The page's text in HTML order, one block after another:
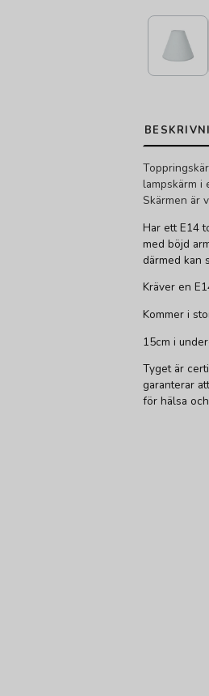
lampskärm i
Skärmen är
Har ett E14
med böjd
därmed kan
Kräver en
Kommer i
15cm i
Tyget är
garanterar
för hälsa